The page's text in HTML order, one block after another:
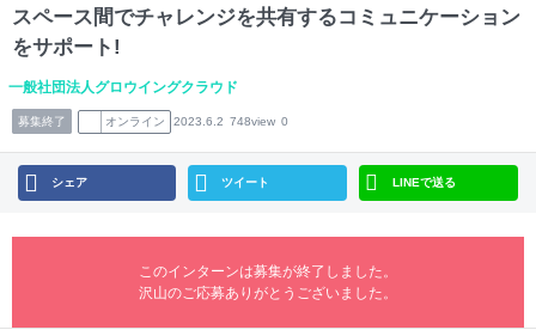
スペース間でチャレンジを共有するコミュニケーション
をサポート!
一般社団法人グロウイングクラウド
募集終了 オンライン 2023.6.2 748view 0
シェア ツイート LINEで送る
このインターンは募集が終了しました。
沢山のご応募ありがとうございました。